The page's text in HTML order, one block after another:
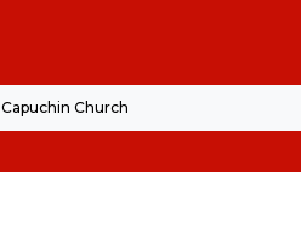
Capuchin Church